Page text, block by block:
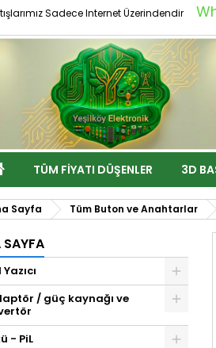
Sadece Internet Üzerindendir
TÜM FIYATI DÜŞENLER 3D
Sayfa Tüm Buton ve Anahtarlar
SAYFA
/ güç kaynağı ve
- PiL